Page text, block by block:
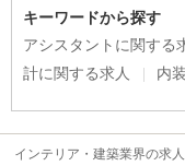
キーワードから探す
アシスタントに関する
計に関する求人
内
インテリア・建築業界の求